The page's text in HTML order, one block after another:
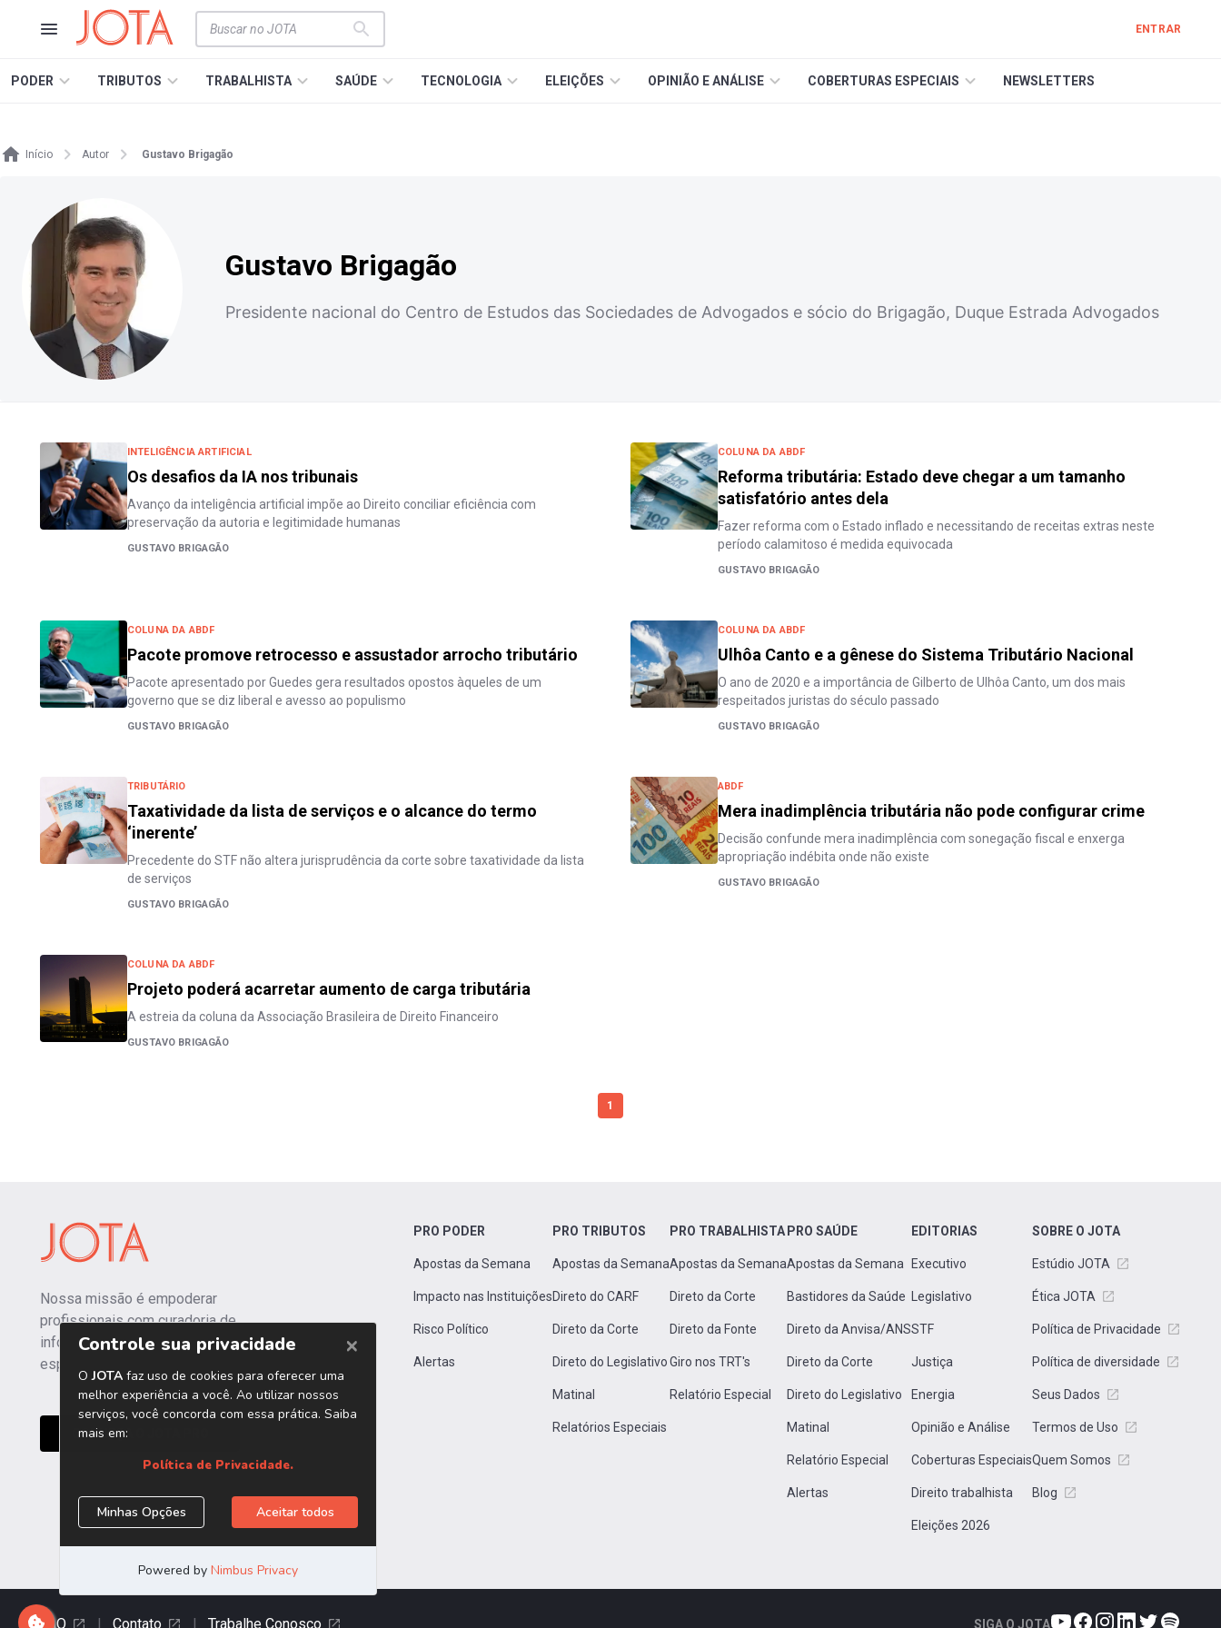
ENTRAR
PODER TRIBUTOS TRABALHISTA SAÚDE TECNOLOGIA ELEIÇÕES OPINIÃO E ANÁLISE COBERTURAS ESPECIAIS NEWSLETTERS
Início Autor Gustavo Brigagão
Gustavo Brigagão
Presidente nacional do Centro de Estudos das Sociedades de Advogados e sócio do Brigagão, Duque Estrada Advogados
INTELIGÊNCIA ARTIFICIAL
Os desafios da IA nos tribunais
Avanço da inteligência artificial impõe ao Direito conciliar eficiência com
preservação da autoria e legitimidade humanas
GUSTAVO BRIGAGÃO
COLUNA DA ABDF
Reforma tributária: Estado deve chegar a um tamanho
satisfatório antes dela
Fazer reforma com o Estado inflado e necessitando de receitas extras neste
período calamitoso é medida equivocada
GUSTAVO BRIGAGÃO
COLUNA DA ABDF
Pacote promove retrocesso e assustador arrocho tributário
Pacote apresentado por Guedes gera resultados opostos àqueles de um
governo que se diz liberal e avesso ao populismo
GUSTAVO BRIGAGÃO
COLUNA DA ABDF
Ulhôa Canto e a gênese do Sistema Tributário Nacional
O ano de 2020 e a importância de Gilberto de Ulhôa Canto, um dos mais
respeitados juristas do século passado
GUSTAVO BRIGAGÃO
TRIBUTÁRIO
Taxatividade da lista de serviços e o alcance do termo
‘inerente’
Precedente do STF não altera jurisprudência da corte sobre taxatividade da lista
de serviços
GUSTAVO BRIGAGÃO
ABDF
Mera inadimplência tributária não pode configurar crime
Decisão confunde mera inadimplência com sonegação fiscal e enxerga
apropriação indébita onde não existe
GUSTAVO BRIGAGÃO
COLUNA DA ABDF
Projeto poderá acarretar aumento de carga tributária
A estreia da coluna da Associação Brasileira de Direito Financeiro
GUSTAVO BRIGAGÃO
1
Nossa missão é empoderar
profissionais com curadoria de
informações independentes e
especializadas.
CONHEÇA O JOTA PRO
PRO PODER
Apostas da Semana
Impacto nas Instituições
Risco Político
Alertas
PRO TRIBUTOS
Apostas da Semana
Direto do CARF
Direto da Corte
Direto do Legislativo
Matinal
Relatórios Especiais
PRO TRABALHISTA
Apostas da Semana
Direto da Corte
Direto da Fonte
Giro nos TRT's
Relatório Especial
PRO SAÚDE
Apostas da Semana
Bastidores da Saúde
Direto da Anvisa/ANS
Direto da Corte
Direto do Legislativo
Matinal
Relatório Especial
Alertas
EDITORIAS
Executivo
Legislativo
STF
Justiça
Energia
Opinião e Análise
Coberturas Especiais
Direito trabalhista
Eleições 2026
SOBRE O JOTA
Estúdio JOTA
Ética JOTA
Política de Privacidade
Política de diversidade
Seus Dados
Termos de Uso
Quem Somos
Blog
FAQ | Contato | Trabalhe Conosco SIGA O JOTA